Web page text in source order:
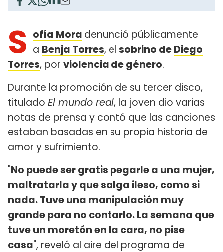
S ofía Mora denunció públicamente
a Benja Torres, el sobrino deDiego
Torres, por violencia de género.
Durante la promoción de su tercer disco,
titulado El mundo real, la joven dio varias
notas de prensa y contó que las canciones
estaban basadas en su propia historia de
amor y sufrimiento.
"No puede ser gratis pegarle a una mujer,
maltratarla y que salga ileso, como si
nada. Tuve una manipulación muy
grande para no contarlo. La semana que
tuve un moretón en la cara, no pise
casa", reveló al aire del programa de